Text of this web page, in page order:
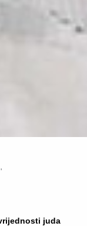
juda